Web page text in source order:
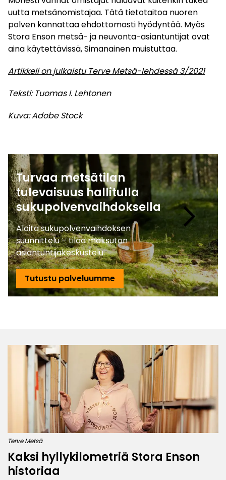
uutta metsänomistajaa. Tätä tietotaitoa nuoren
polven kannattaa ehdottomasti hyödyntää. Myös
Stora Enson metsä- ja neuvonta-asiantuntijat ovat
aina käytettävissä, Simanainen muistuttaa.
Artikkeli on julkaistu Terve Metsä-lehdessä 3/2021
Teksti: Tuomas I. Lehtonen
Kuva: Adobe Stock
Turvaa metsätilan
tulevaisuus hallitulla
sukupolvenvaihdoksella
Aloita sukupolvenvaihdoksen
suunnittelu – tilaa maksuton
asiantuntijakeskustelu.
Tutustu palveluumme
keyboard_arrow_right
Terve Metsä
Kaksi hyllykilometriä Stora Enson
historiaa